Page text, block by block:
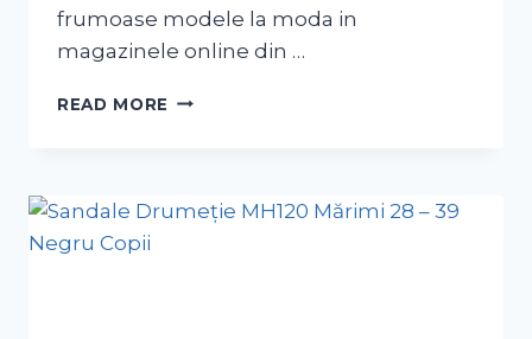
frumoase modele la moda in
magazinele online din …
READ MORE